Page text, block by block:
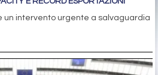
un intervento urgente a salvaguardia